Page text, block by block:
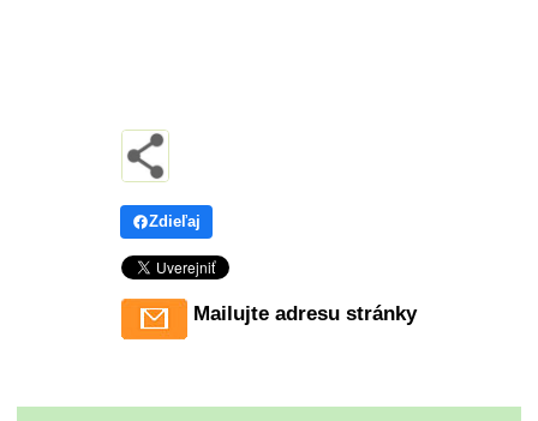
Zdieľaj
Mailujte adresu stránky